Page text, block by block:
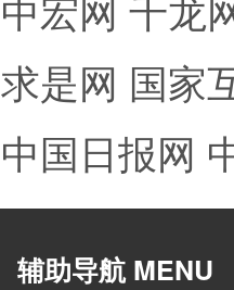
求是网 国家
中国日报网
辅助导航 MENU